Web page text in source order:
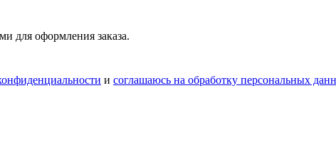
для оформления заказа.
и соглашаюсь на обработку персональных